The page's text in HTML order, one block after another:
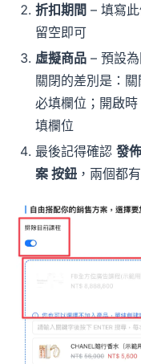
折扣期間 – 填寫
留空即可
虛擬商品 – 預設
關閉的差別是：
必填欄位；開啟
填欄位
最後記得確認 發
案 按鈕 ，兩個都